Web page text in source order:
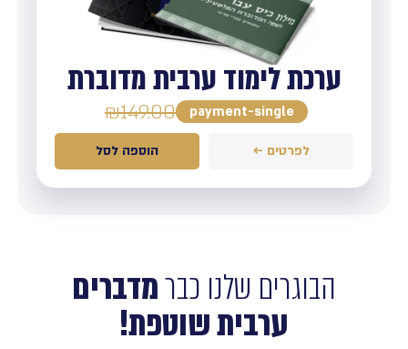
ערכת לימוד ערבית מדוברת
payment-single
₪149.00
לפרטים ← הוספה לסל
הבוגרים שלנו כברמדברים
ערבית שוטפת!